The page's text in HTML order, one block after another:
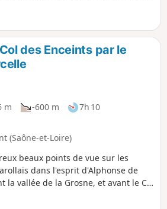
des Enceints par le
m -600 m
7h 10
(Saône-et-Loire)
beaux points de vue sur les
dans l'esprit d'Alphonse de
la vallée de la Grosne, et avant le Col